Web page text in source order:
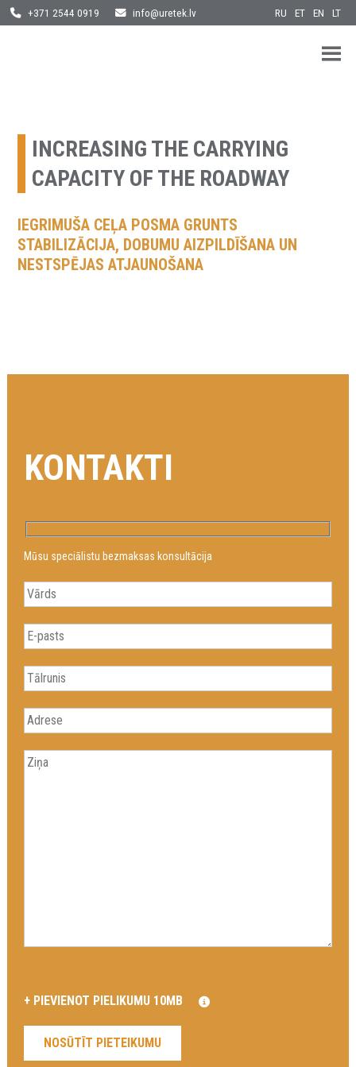
content
+371 2544 0919 info@uretek.lv RU ET EN LT
INCREASING THE CARRYING
CAPACITY OF THE ROADWAY
IEGRIMUŠA CEĻA POSMA GRUNTS
STABILIZĀCIJA, DOBUMU AIZPILDĪŠANA UN
NESTSPĒJAS ATJAUNOŠANA
KONTAKTI
Mūsu speciālistu bezmaksas konsultācija